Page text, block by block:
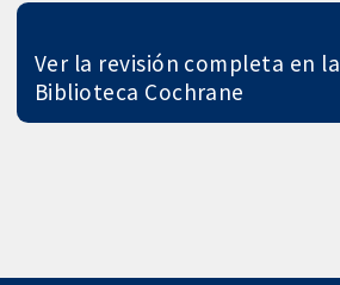
Ver la revisión completa en la
Biblioteca Cochrane